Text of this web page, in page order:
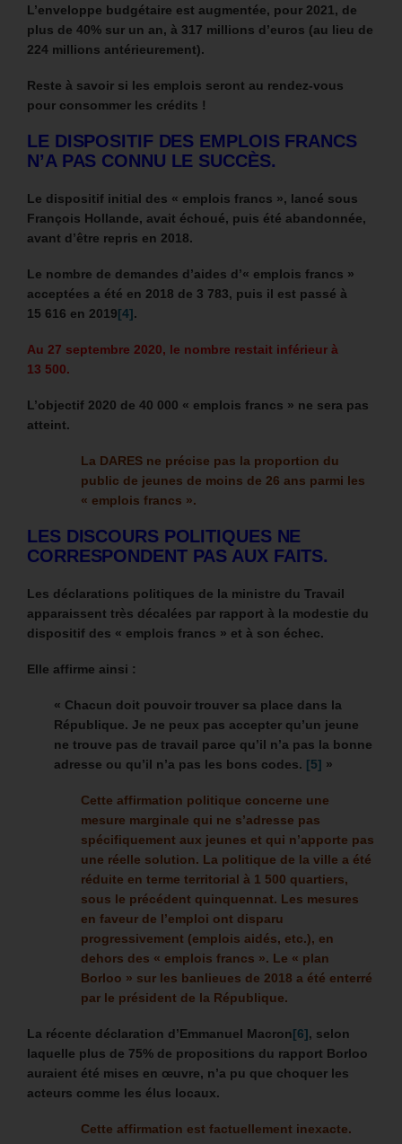
L’enveloppe budgétaire est augmentée, pour 2021, de
plus de 40% sur un an, à 317 millions d’euros (au lieu de
224 millions antérieurement).
Reste à savoir si les emplois seront au rendez-vous
pour consommer les crédits !
LE DISPOSITIF DES EMPLOIS FRANCS
N’A PAS CONNU LE SUCCÈS.
Le dispositif initial des « emplois francs », lancé sous
François Hollande, avait échoué, puis été abandonnée,
avant d’être repris en 2018.
Le nombre de demandes d’aides d’« emplois francs »
acceptées a été en 2018 de 3 783, puis il est passé à
15 616 en 2019[4].
Au 27 septembre 2020, le nombre restait inférieur à
13 500.
L’objectif 2020 de 40 000 « emplois francs » ne sera pas
atteint.
La DARES ne précise pas la proportion du
public de jeunes de moins de 26 ans parmi les
« emplois francs ».
LES DISCOURS POLITIQUES NE
CORRESPONDENT PAS AUX FAITS.
Les déclarations politiques de la ministre du Travail
apparaissent très décalées par rapport à la modestie du
dispositif des « emplois francs » et à son échec.
Elle affirme ainsi :
« Chacun doit pouvoir trouver sa place dans la
République. Je ne peux pas accepter qu’un jeune
ne trouve pas de travail parce qu’il n’a pas la bonne
adresse ou qu’il n’a pas les bons codes. [5] »
Cette affirmation politique concerne une
mesure marginale qui ne s’adresse pas
spécifiquement aux jeunes et qui n’apporte pas
une réelle solution. La politique de la ville a été
réduite en terme territorial à 1 500 quartiers,
sous le précédent quinquennat. Les mesures
en faveur de l’emploi ont disparu
progressivement (emplois aidés, etc.), en
dehors des « emplois francs ». Le « plan
Borloo » sur les banlieues de 2018 a été enterré
par le président de la République.
La récente déclaration d’Emmanuel Macron[6], selon
laquelle plus de 75% de propositions du rapport Borloo
auraient été mises en œuvre, n’a pu que choquer les
acteurs comme les élus locaux.
Cette affirmation est factuellement inexacte.